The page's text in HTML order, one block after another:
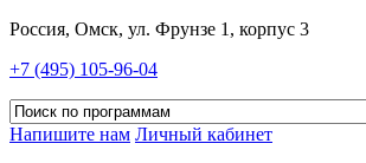
Россия, Омск, ул. Фрунзе 1, корпус 3
+7 (495) 105-96-04
Напишите нам Личный кабинет